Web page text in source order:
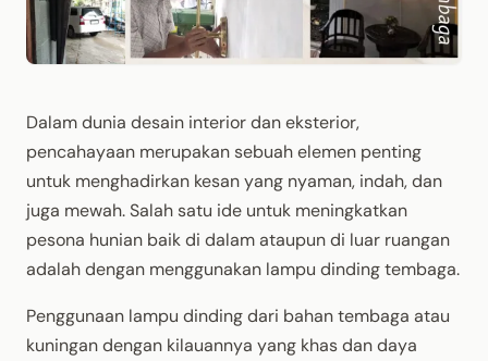
Dalam dunia desain interior dan eksterior,
pencahayaan merupakan sebuah elemen penting
untuk menghadirkan kesan yang nyaman, indah, dan
juga mewah. Salah satu ide untuk meningkatkan
pesona hunian baik di dalam ataupun di luar ruangan
adalah dengan menggunakan lampu dinding tembaga.
Penggunaan lampu dinding dari bahan tembaga atau
kuningan dengan kilauannya yang khas dan daya